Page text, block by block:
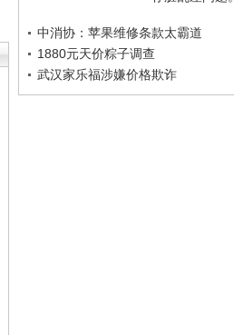
中消协：苹果维修条款太霸道
1880元天价粽子调查
武汉家乐福涉嫌价格欺诈